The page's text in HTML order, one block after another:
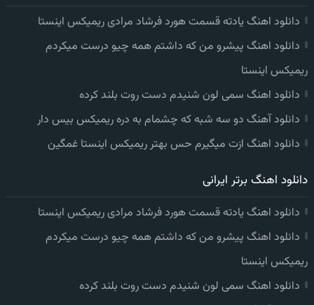
دانلود اهنگ یادته قسمت هورد فرشاد مرادی ریمیکس اینستا
دانلود اهنگ پیشرو من که داشتم همه چیو درست میکردم
ریمیکس اینستا
دانلود اهنگ سمی لون شنیدم دست روت بلند کرده
دانلود آهنگ دو سه شبه که چشمام به دره ریمیکس بیس دار
دانلود اهنگ ازت میگیرم حس بهتر ریمیکس اینستا غمگین
دانلود اهنگ برتر ایرانی
دانلود اهنگ یادته قسمت هورد فرشاد مرادی ریمیکس اینستا
دانلود اهنگ پیشرو من که داشتم همه چیو درست میکردم
ریمیکس اینستا
دانلود اهنگ سمی لون شنیدم دست روت بلند کرده